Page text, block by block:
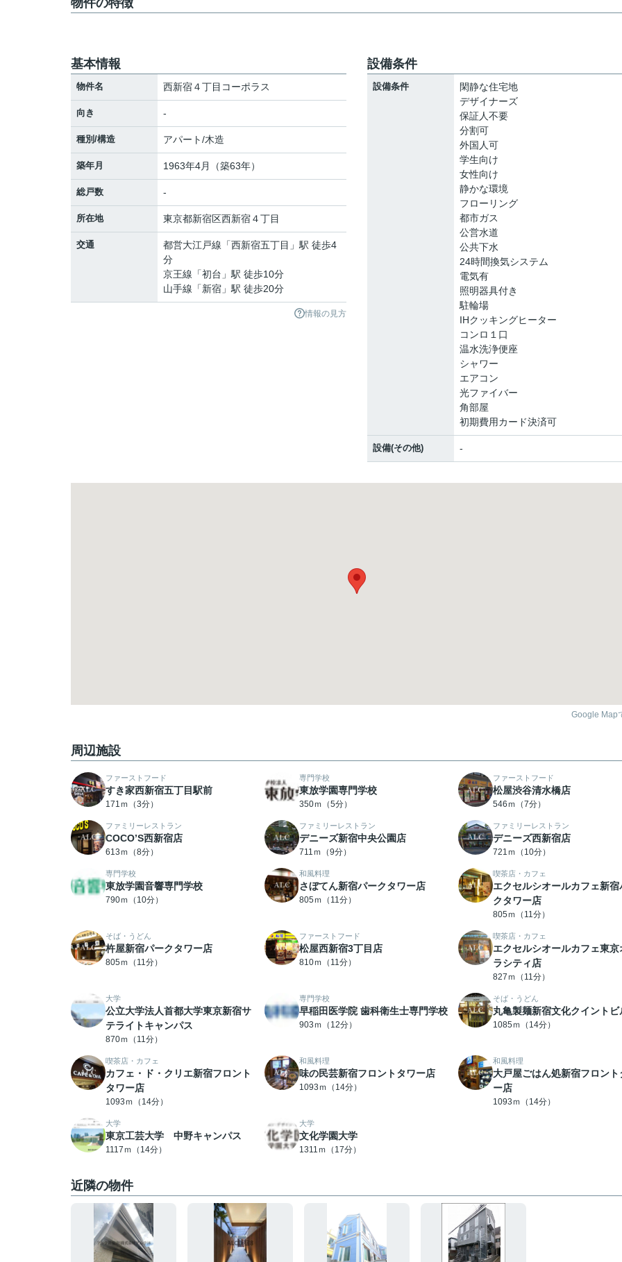
物件の特徴
基本情報
物件名 西新宿４丁目コーポラス
向き -
種別/構造 アパート/木造
築年月 1963年4月（築63年）
総戸数 -
所在地 東京都新宿区西新宿４丁目
交通 都営大江戸線 「西新宿五丁目 」駅 徒歩4
分
京王線 「初台 」駅 徒歩10分
山手線 「新宿 」駅 徒歩20分
情報の見方
設備条件
設備条件
閑静な住宅地
デザイナーズ
保証人不要
分割可
外国人可
学生向け
女性向け
静かな環境
フローリング
都市ガス
公営水道
公共下水
24時間換気システム
電気有
照明器具付き
駐輪場
IHクッキングヒーター
コンロ１口
温水洗浄便座
シャワー
エアコン
光ファイバー
角部屋
初期費用カード決済可
設備(その他) -
Google Map
周辺施設
ファーストフード
すき家西新宿五丁目駅前
171ｍ（3分）
専門学校
東放学園専門学校
350ｍ（5分）
ファーストフード
松屋渋谷清水橋店
546ｍ（7分）
ファミリーレストラン
COCO’S西新宿店
613ｍ（8分）
ファミリーレストラン
デニーズ新宿中央公園店
711ｍ（9分）
ファミリーレストラン
デニーズ西新宿店
721ｍ（10分）
専門学校
東放学園音響専門学校
790ｍ（10分）
和風料理
さぼてん新宿パークタワー店
805ｍ（11分）
喫茶店・カフェ
エクセルシオールカフェ新宿
クタワー店
805ｍ（11分）
そば・うどん
杵屋新宿パークタワー店
805ｍ（11分）
ファーストフード
松屋西新宿3丁目店
810ｍ（11分）
喫茶店・カフェ
エクセルシオールカフェ東京
ラシティ店
827ｍ（11分）
大学
公立大学法人首都大学東京新宿サ
テライトキャンパス
870ｍ（11分）
専門学校
早稲田医学院 歯科衛生士専門学校
903ｍ（12分）
そば・うどん
丸亀製麺新宿文化クイントビ
1085ｍ（14分）
喫茶店・カフェ
カフェ・ド・クリエ新宿フロント
タワー店
1093ｍ（14分）
和風料理
味の民芸新宿フロントタワー店
1093ｍ（14分）
和風料理
大戸屋ごはん処新宿フロント
ー店
1093ｍ（14分）
大学
東京工芸大学 中野キャンパス
1117ｍ（14分）
大学
文化学園大学
1311ｍ（17分）
近隣の物件